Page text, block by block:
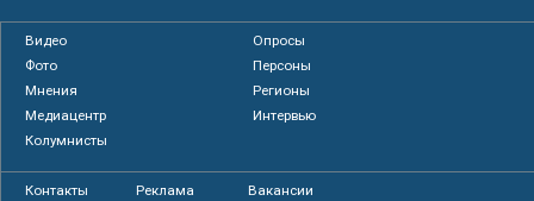
Видео
Опросы
Фото
Персоны
Мнения
Регионы
Медиацентр
Интервью
Колумнисты
Контакты Реклама Вакансии